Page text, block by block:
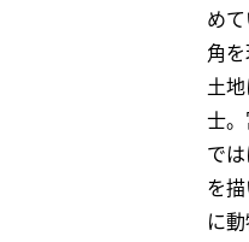
め
角
土
士
で
を
に